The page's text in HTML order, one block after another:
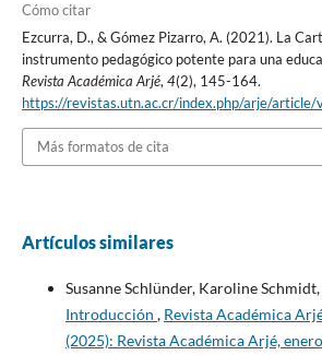
Cómo citar
Ezcurra, D., & Gómez Pizarro, A. (2021). La
instrumento pedagógico potente para una
Revista Académica Arjé, 4(2), 145-164.
https://revistas.utn.ac.cr/index.php/arje/article/
Más formatos de cita
Artículos similares
Susanne Schlünder, Karoline
Introducción , Revista Académica
(2025): Revista Académica Arjé,